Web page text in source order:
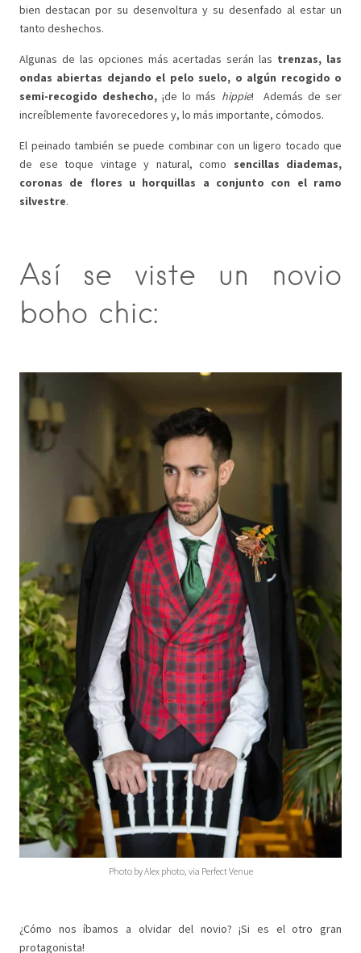
bien destacan por su desenvoltura y su desenfado al estar un
tanto deshechos.
Algunas de las opciones más acertadas serán las trenzas, las
ondas abiertas dejando el pelo suelo, o algún recogido o
semi-recogido deshecho, ¡de lo más hippie! Además de ser
increíblemente favorecedores y, lo más importante, cómodos.
El peinado también se puede combinar con un ligero tocado que
de ese toque vintage y natural, como sencillas diademas,
coronas de flores u horquillas a conjunto con el ramo
silvestre.
Así se viste un novio
boho chic:
Photo by Alex photo, via Perfect Venue
¿Cómo nos íbamos a olvidar del novio? ¡Si es el otro gran
protagonista!